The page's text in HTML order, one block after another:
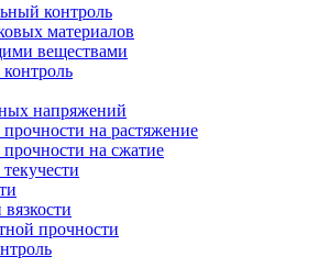
контроль
материалов
веществами
напряжений
на растяжение
на сжатие
прочности